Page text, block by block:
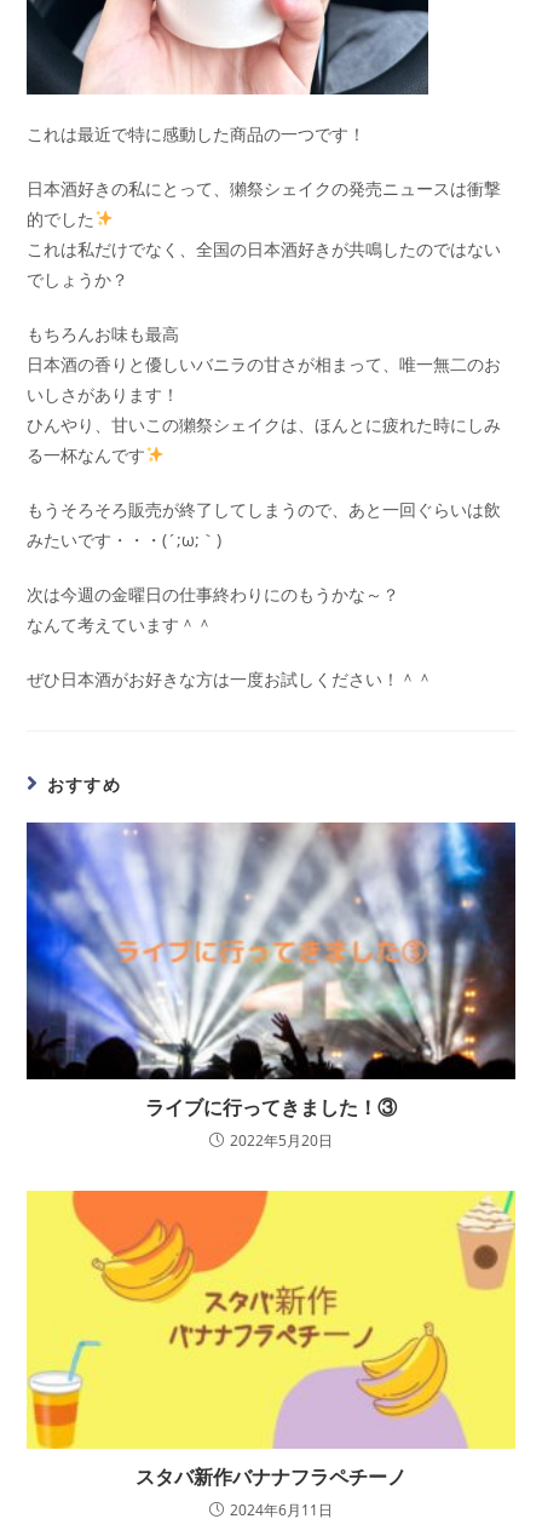
これは最近で特に感動した商品の一つです！
日本酒好きの私にとって、獺祭シェイクの発売ニュースは衝撃
的でした
これは私だけでなく、全国の日本酒好きが共鳴したのではない
でしょうか？
もちろんお味も最高
日本酒の香りと優しいバニラの甘さが相まって、唯一無二のお
いしさがあります！
ひんやり、甘いこの獺祭シェイクは、ほんとに疲れた時にしみ
る一杯なんです
もうそろそろ販売が終了してしまうので、あと一回ぐらいは飲
みたいです・・・(´;ω;｀)
次は今週の金曜日の仕事終わりにのもうかな～？
なんて考えています＾＾
ぜひ日本酒がお好きな方は一度お試しください！＾＾
おすすめ
ライブに行ってきました！③
2022年5月20日
スタバ新作バナナフラペチーノ
2024年6月11日